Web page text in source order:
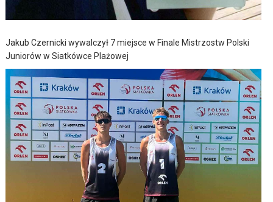
Jakub Czernicki wywalczył 7 miejsce w Finale Mistrzostw Polski
Juniorów w Siatkówce Plażowej